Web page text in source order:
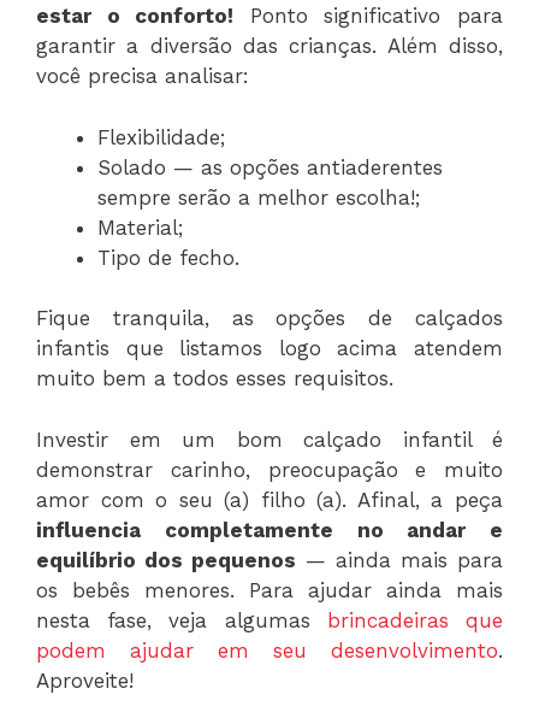
estar o conforto! Ponto significativo para
garantir a diversão das crianças. Além disso,
você precisa analisar:
Flexibilidade;
Solado — as opções antiaderentes
sempre serão a melhor escolha!;
Material;
Tipo de fecho.
Fique tranquila, as opções de calçados
infantis que listamos logo acima atendem
muito bem a todos esses requisitos.
Investir em um bom calçado infantil é
demonstrar carinho, preocupação e muito
amor com o seu (a) filho (a). Afinal, a peça
influencia completamente no andar e
equilíbrio dos pequenos — ainda mais para
os bebês menores. Para ajudar ainda mais
nesta fase, veja algumas brincadeiras que
podem ajudar em seu desenvolvimento.
Aproveite!